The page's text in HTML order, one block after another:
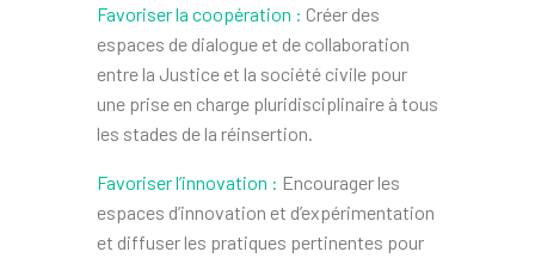
Favoriser la coopération : Créer des
espaces de dialogue et de collaboration
entre la Justice et la société civile pour
une prise en charge pluridisciplinaire à tous
les stades de la réinsertion.
Favoriser l’innovation : Encourager les
espaces d’innovation et d’expérimentation
et diffuser les pratiques pertinentes pour